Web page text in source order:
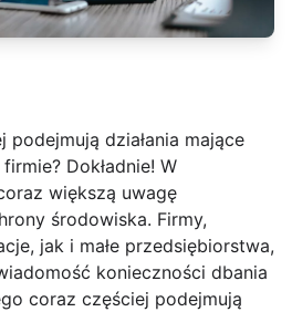
działania mające
Dokładnie! W
większą uwagę
środowiska. Firmy,
jak i małe przedsiębiorstwa,
konieczności dbania
coraz częściej podejmują